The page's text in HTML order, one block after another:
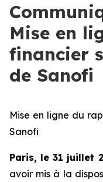
Mise en
financier
de Sanofi
Mise en ligne du
Sanofi
Paris, le 31 juillet
avoir mis à la